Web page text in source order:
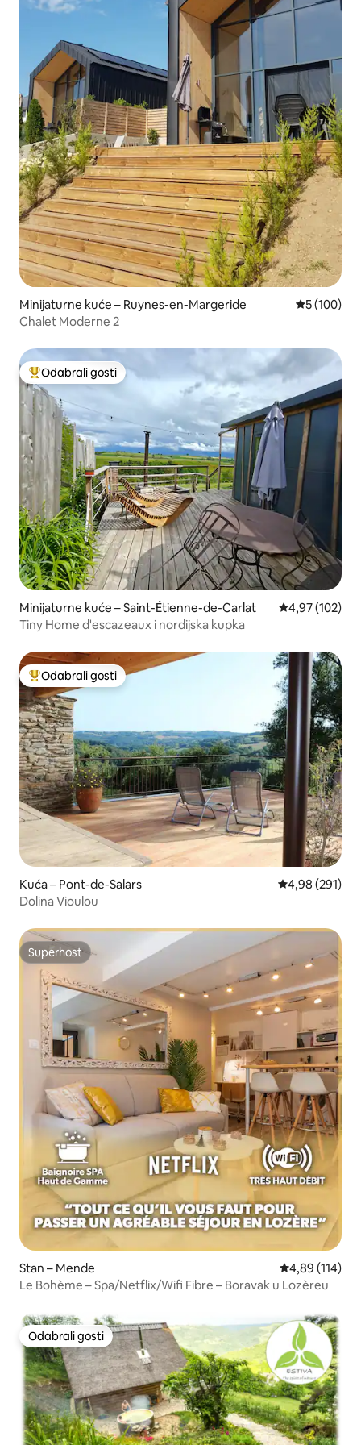
Minijaturne kuće – Ruynes-en-Margeride Prosječna
5 (100)
Chalet Moderne 2
Među najviše rangiranima s oznakom „Odabrali gosti”
Odabrali gosti
Minijaturne kuće – Saint-Étienne-de-Carlat Prosječna
4,97 (102)
Tiny Home d'escazeaux i nordijska kupka
Među najviše rangiranima s oznakom „Odabrali gosti”
Odabrali gosti
Kuća – Pont-de-Salars Prosječna
4,98 (291)
Dolina Vioulou
Superhost
Superhost
Stan – Mende Prosječna
4,89 (114)
Le Bohème – Spa/Netflix/Wifi Fibre – Boravak u Lozèreu
Odabrali gosti
Odabrali gosti